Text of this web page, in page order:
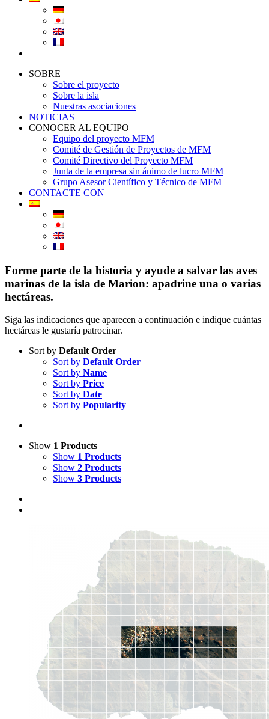
SOBRE
Sobre el proyecto
Sobre la isla
Nuestras asociaciones
NOTICIAS
CONOCER AL EQUIPO
Equipo del proyecto MFM
Comité de Gestión de Proyectos de MFM
Comité Directivo del Proyecto MFM
Junta de la empresa sin ánimo de lucro MFM
Grupo Asesor Científico y Técnico de MFM
CONTACTE CON
Forme parte de la historia y ayude a salvar las aves
marinas de la isla de Marion: apadrine una o varias
hectáreas.
Siga las indicaciones que aparecen a continuación e indique cuántas
hectáreas le gustaría patrocinar.
Sort by Default Order
Sort by Default Order
Sort by Name
Sort by Price
Sort by Date
Sort by Popularity
Show 1 Products
Show 1 Products
Show 2 Products
Show 3 Products